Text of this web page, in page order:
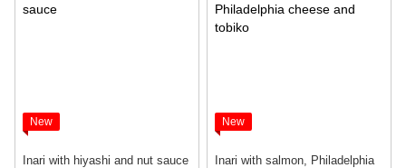
New
Inari with hiyashi and nut sauce
New
Inari with salmon, Philadelphia